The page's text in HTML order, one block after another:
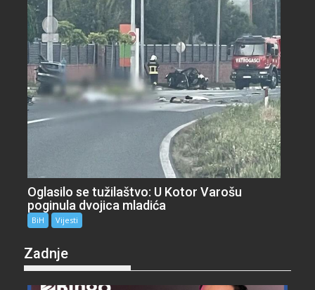
Oglasilo se tužilaštvo: U Kotor Varošu
poginula dvojica mladića
BiH Vijesti
Zadnje